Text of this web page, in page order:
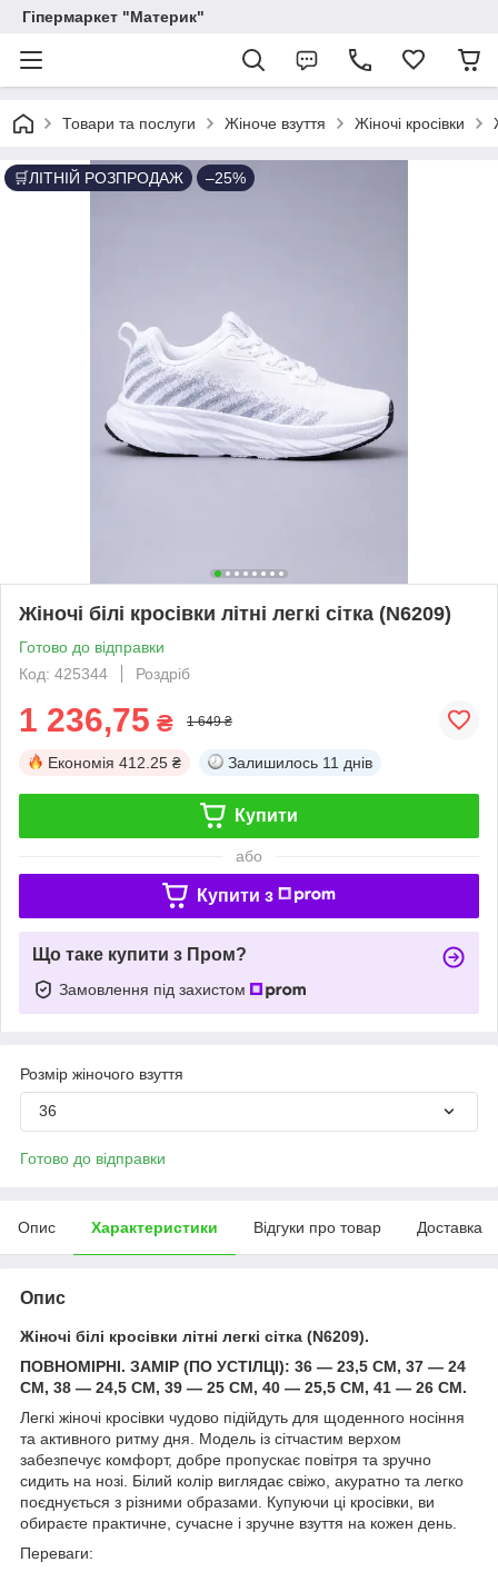
Гіпермаркет "Материк"
Товари та послуги Жіноче взуття Жіночі кросівки
🛒ЛІТНІЙ РОЗПРОДАЖ –25%
Жіночі білі кросівки літні легкі сітка (N6209)
Готово до відправки
Код: 425344
Роздріб
1 236,75 ₴ 1 649 ₴
Економія 412.25 ₴ Залишилось 11 днів
Купити
або
Купити з
Що таке купити з Пром?
Замовлення під захистом
Розмір жіночого взуття
36
Готово до відправки
Опис Характеристики Відгуки про товар Доставка
Опис
Жіночі білі кросівки літні легкі сітка (N6209).
ПОВНОМІРНІ. ЗАМІР (ПО УСТІЛЦІ): 36 — 23,5 СМ, 37 — 24
СМ, 38 — 24,5 СМ, 39 — 25 СМ, 40 — 25,5 СМ, 41 — 26 СМ.
Легкі жіночі кросівки чудово підійдуть для щоденного носіння
та активного ритму дня. Модель із сітчастим верхом
забезпечує комфорт, добре пропускає повітря та зручно
сидить на нозі. Білий колір виглядає свіжо, акуратно та легко
поєднується з різними образами. Купуючи ці кросівки, ви
обираєте практичне, сучасне і зручне взуття на кожен день.
Переваги: